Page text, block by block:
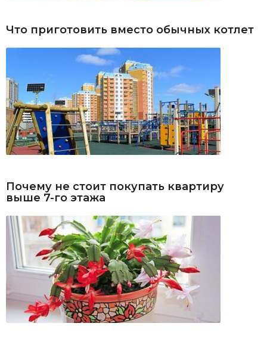
Что приготовить вместо обычных котлет
Почему не стоит покупать квартиру
выше 7-го этажа